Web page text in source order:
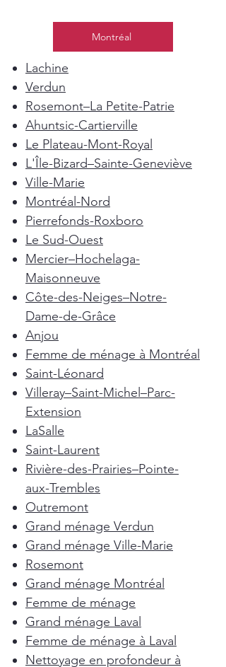
Montréal
Lachine
Verdun
Rosemont–La Petite-Patrie
Ahuntsic-Cartierville
Le Plateau-Mont-Royal
L'Île-Bizard–Sainte-Geneviève
Ville-Marie
Montréal-Nord
Pierrefonds-Roxboro
Le Sud-Ouest
Mercier–Hochelaga-
Maisonneuve
Côte-des-Neiges–Notre-
Dame-de-Grâce
Anjou
Femme de ménage à Montréal
Saint-Léonard
Villeray–Saint-Michel–Parc-
Extension
LaSalle
Saint-Laurent
Rivière-des-Prairies–Pointe-
aux-Trembles
Outremont
Grand ménage Verdun
Grand ménage Ville-Marie
Rosemont
Grand ménage Montréal
Femme de ménage
Grand ménage Laval
Femme de ménage à Laval
Nettoyage en profondeur à